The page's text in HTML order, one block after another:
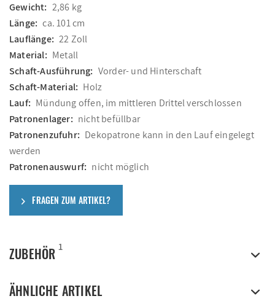
Gewicht: 2,86 kg
Länge: ca. 101 cm
Lauflänge: 22 Zoll
Material: Metall
Schaft-Ausführung: Vorder- und Hinterschaft
Schaft-Material: Holz
Lauf: Mündung offen, im mittleren Drittel verschlossen
Patronenlager: nicht befüllbar
Patronenzufuhr: Dekopatrone kann in den Lauf eingelegt
werden
Patronenauswurf: nicht möglich
FRAGEN ZUM ARTIKEL?
ZUBEHÖR 1
ÄHNLICHE ARTIKEL